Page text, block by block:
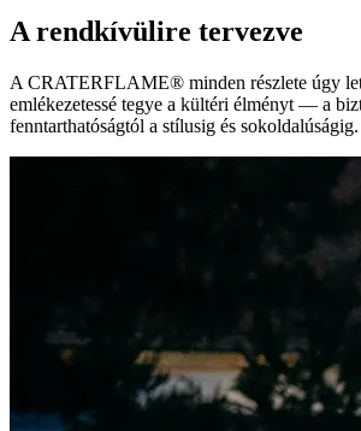
A rendkívülire tervezve
A CRATERFLAME® minden részlete úgy
emlékezetessé tegye a kültéri élményt — a
fenntarthatóságtól a stílusig és sokoldalúságig.